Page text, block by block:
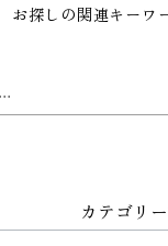
お探しの関連キーワ
カテゴリ